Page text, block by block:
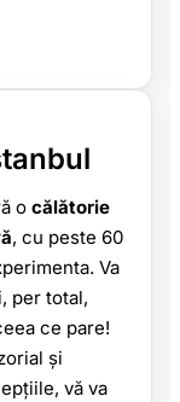
o călătorie
, cu peste 60
Va
per total,
ce pare!
și
vă va